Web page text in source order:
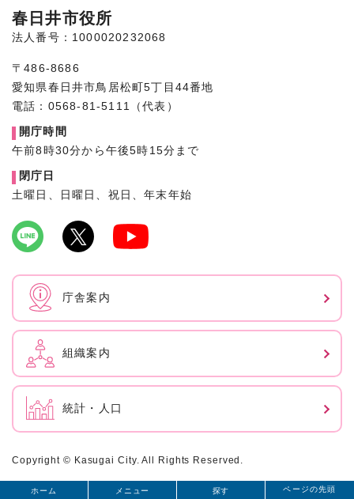
メニュー
ホーム 探す ページの先頭
春日井市役所
法人番号：1000020232068
〒486-8686
愛知県春日井市鳥居松町5丁目44番地
電話：0568-81-5111（代表）
開庁時間
午前8時30分から午後5時15分まで
閉庁日
土曜日、日曜日、祝日、年末年始
庁舎案内
組織案内
統計・人口
Copyright © Kasugai City. All Rights Reserved.